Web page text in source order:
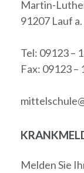
Martin-
91207 Lauf
Tel: 09123 –
Fax: 09123 –
Melden Sie